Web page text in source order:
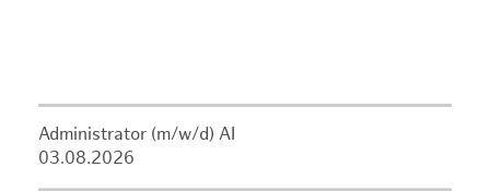
Administrator (m/w/d) AI
03.08.2026